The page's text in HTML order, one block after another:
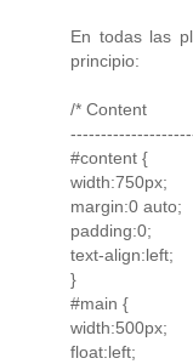
En todas las
principio:
/* Content
#content {
width:750px;
margin:0 auto;
padding:0;
text-align:left;
}
#main {
width:500px;
float:left;